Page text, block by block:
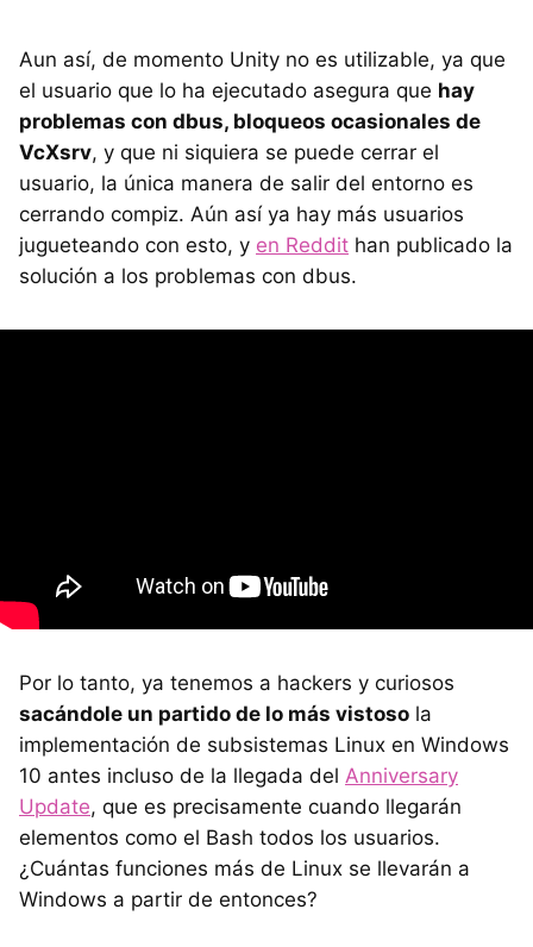
Aun así, de momento Unity no es utilizable, ya que
el usuario que lo ha ejecutado asegura que hay
problemas con dbus, bloqueos ocasionales de
VcXsrv, y que ni siquiera se puede cerrar el
usuario, la única manera de salir del entorno es
cerrando compiz. Aún así ya hay más usuarios
jugueteando con esto, y en Reddit han publicado la
solución a los problemas con dbus.
Por lo tanto, ya tenemos a hackers y curiosos
sacándole un partido de lo más vistoso la
implementación de subsistemas Linux en Windows
10 antes incluso de la llegada del Anniversary
Update, que es precisamente cuando llegarán
elementos como el Bash todos los usuarios.
¿Cuántas funciones más de Linux se llevarán a
Windows a partir de entonces?